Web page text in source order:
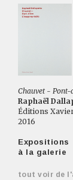
Chauvet -
Raphaël
Éditions
2016
Expositions
à la galerie
tout voir de